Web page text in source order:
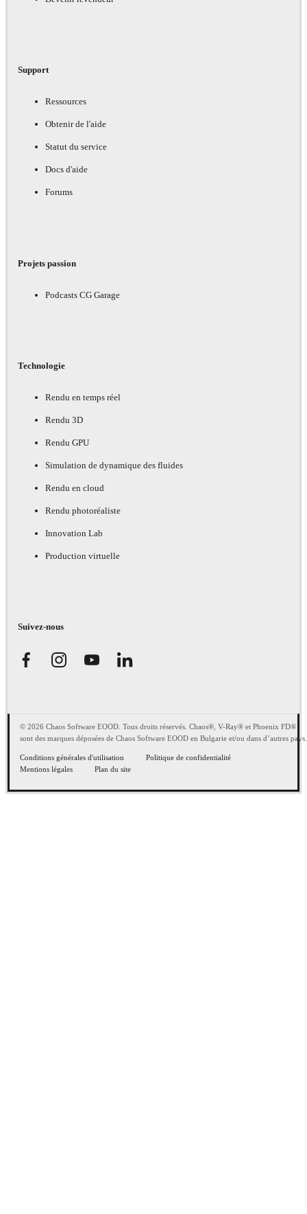
Support
Ressources
Obtenir de l'aide
Statut du service
Docs d'aide
Forums
Projets passion
Podcasts CG Garage
Technologie
Rendu en temps réel
Rendu 3D
Rendu GPU
Simulation de dynamique des fluides
Rendu en cloud
Rendu photoréaliste
Innovation Lab
Production virtuelle
Suivez-nous
© 2026 Chaos Software EOOD. Tous droits réservés. Chaos®, V-Ray® et Phoenix FD®
sont des marques déposées de Chaos Software EOOD en Bulgarie et/ou dans d’autres pays.
Conditions générales d'utilisation
Politique de confidentialité
Mentions légales
Plan du site